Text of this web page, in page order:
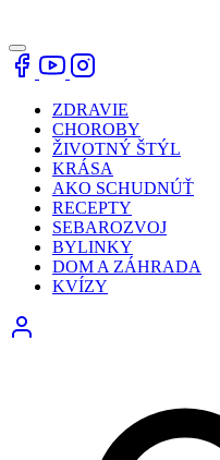
ZDRAVIE
CHOROBY
ŽIVOTNÝ ŠTÝL
KRÁSA
AKO SCHUDNÚŤ
RECEPTY
SEBAROZVOJ
BYLINKY
DOM A ZÁHRADA
KVÍZY